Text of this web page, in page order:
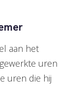
aan het
uren
uren die hij